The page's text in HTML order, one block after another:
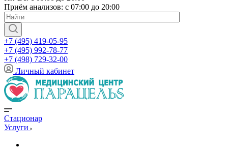
Приём анализов: с 07:00 до 20:00
+7 (495) 419-05-95
+7 (495) 992-78-77
+7 (498) 729-32-00
Личный кабинет
Стационар
Услуги